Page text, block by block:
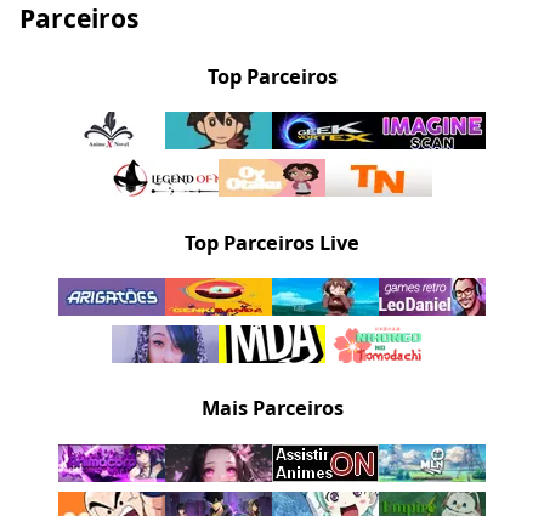
Parceiros
Top Parceiros
Top Parceiros Live
Mais Parceiros